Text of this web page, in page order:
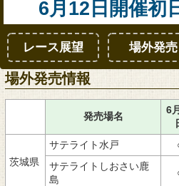
お知らせ
開催日程
取手FAN
インフォメー
競輪場ガイ
6月12日開催初
レース展望 場外発売
場外発売情報
発売場名
6
茨城県
サテライト水戸
サテライトしおさい鹿
島